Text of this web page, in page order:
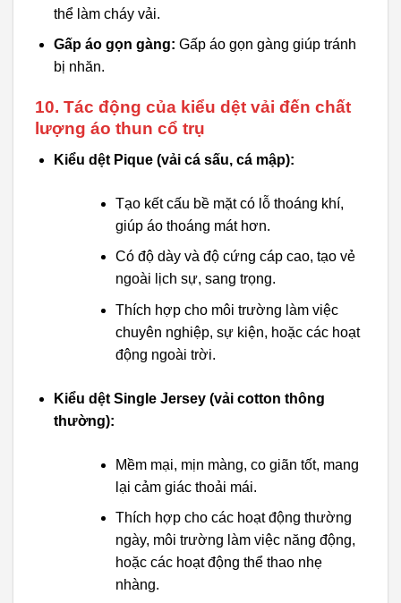
thể làm cháy vải.
Gấp áo gọn gàng: Gấp áo gọn gàng giúp tránh
bị nhăn.
10. Tác động của kiểu dệt vải đến chất
lượng áo thun cổ trụ
Kiểu dệt Pique (vải cá sấu, cá mập):
Tạo kết cấu bề mặt có lỗ thoáng khí,
giúp áo thoáng mát hơn.
Có độ dày và độ cứng cáp cao, tạo vẻ
ngoài lịch sự, sang trọng.
Thích hợp cho môi trường làm việc
chuyên nghiệp, sự kiện, hoặc các hoạt
động ngoài trời.
Kiểu dệt Single Jersey (vải cotton thông
thường):
Mềm mại, mịn màng, co giãn tốt, mang
lại cảm giác thoải mái.
Thích hợp cho các hoạt động thường
ngày, môi trường làm việc năng động,
hoặc các hoạt động thể thao nhẹ
nhàng.